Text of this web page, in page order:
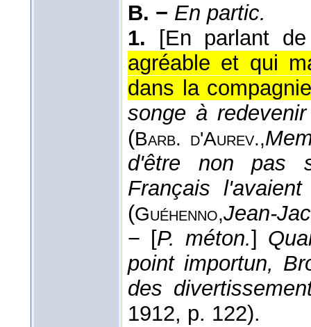
B. − En partic.
1.
[En parlant
agréable et qui
dans la
songe à
(Barb. d'Aurev.,
d'être non pas
Français
(Guéhenno,Jean-
− [P. méton.]
point importun,
des
1912, p. 122).